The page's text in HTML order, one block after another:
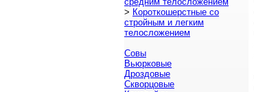
> Короткошерстные со
стройным и легким
телосложением
Совы
Вьюрковые
Дроздовые
Скворцовые